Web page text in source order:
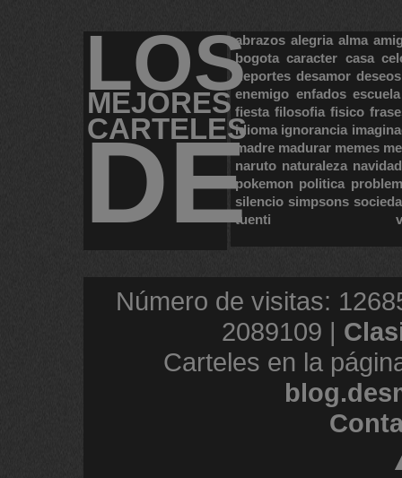
LOS
MEJORES
CARTELES
DE
abrazos alegria alma
bogota caracter casa
deportes desamor deseos
enemigo enfados escuela
fiesta filosofia fisico
idioma ignorancia
madre madurar memes
naruto naturaleza navidad
pokemon politica
silencio simpsons
tuenti
Número de visitas:
2089109 |
Carteles en la